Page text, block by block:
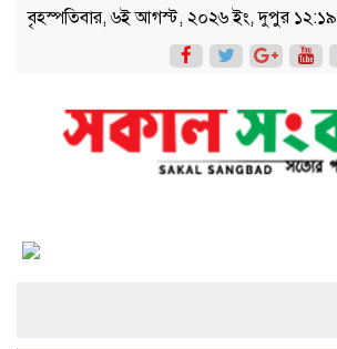
বৃহস্পতিবার, ৬ই আগস্ট, ২০২৬ ইং, দুপুর ১২:১৯